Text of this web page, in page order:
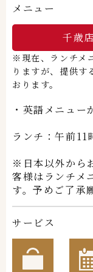
メニュー
千歳
※現在、ランチメ
りますが、提供す
おります。
・英語メニュー
ランチ：午前11
※日本以外から
客様はランチメ
す。予めご了承
サービス